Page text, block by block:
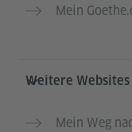
Mein
Weitere Websites
Mein Weg